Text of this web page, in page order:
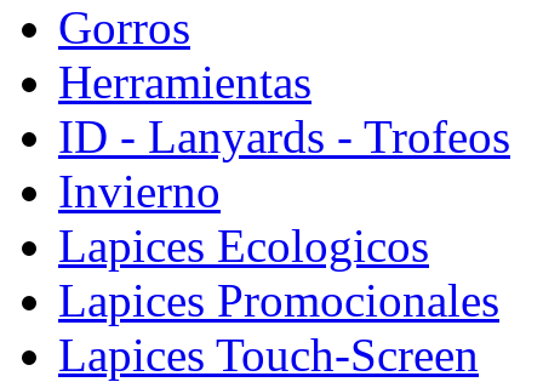
Gorros
Herramientas
ID - Lanyards - Trofeos
Invierno
Lapices Ecologicos
Lapices Promocionales
Lapices Touch-Screen